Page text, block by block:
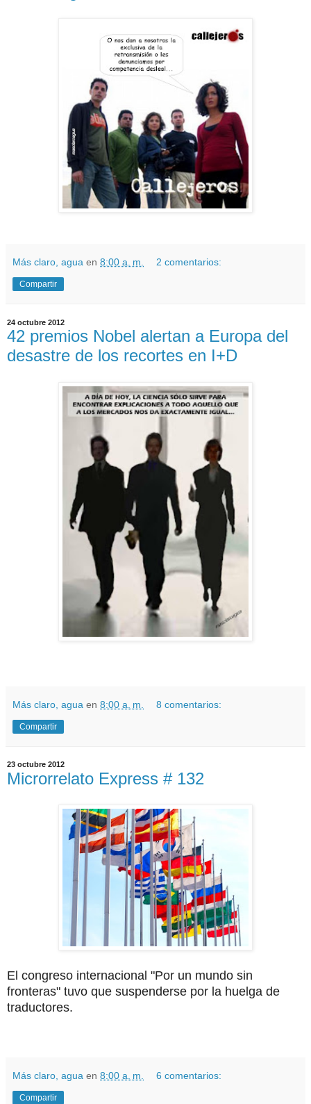
Más claro, agua en 8:00 a. m. 2 comentarios:
Compartir
24 octubre 2012
42 premios Nobel alertan a Europa del
desastre de los recortes en I+D
Más claro, agua en 8:00 a. m. 8 comentarios:
Compartir
23 octubre 2012
Microrrelato Express # 132
El congreso internacional "Por un mundo sin
fronteras" tuvo que suspenderse por la huelga de
traductores.
Más claro, agua en 8:00 a. m. 6 comentarios:
Compartir